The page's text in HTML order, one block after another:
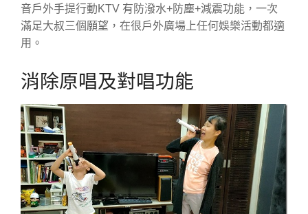
音戶外手提行動KTV 有防潑水+防塵+減震功能，一次
滿足大叔三個願望，在很戶外廣場上任何娛樂活動都適
用。
消除原唱及對唱功能